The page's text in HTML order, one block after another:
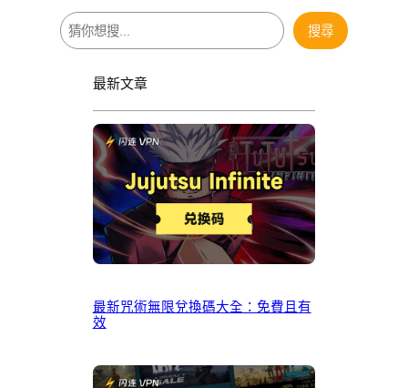
搜
尋
搜尋
最新文章
最新咒術無限兌換碼大全：免費且有
效